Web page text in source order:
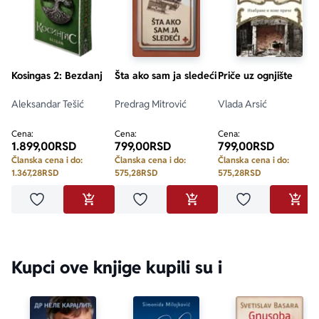
koji se iz crnog kartona izrezuju makazicama za nokte...
Kosingas 2: Bezdanj
Aleksandar Tešić
Cena:
1.899,00RSD
Članska cena i do:
1.367,28RSD
Dodaj u omiljeneDODAJ U KORPU
Šta ako sam ja sledeći
Predrag Mitrović
Cena:
799,00RSD
Članska cena i do:
575,28RSD
Dodaj u omiljeneDODAJ U KORPU
Priče uz ognjište
Vlada Arsić
Cena:
799,00RSD
Članska cena i do:
575,28RSD
Dodaj u
Kupci ove knjige kupili su i